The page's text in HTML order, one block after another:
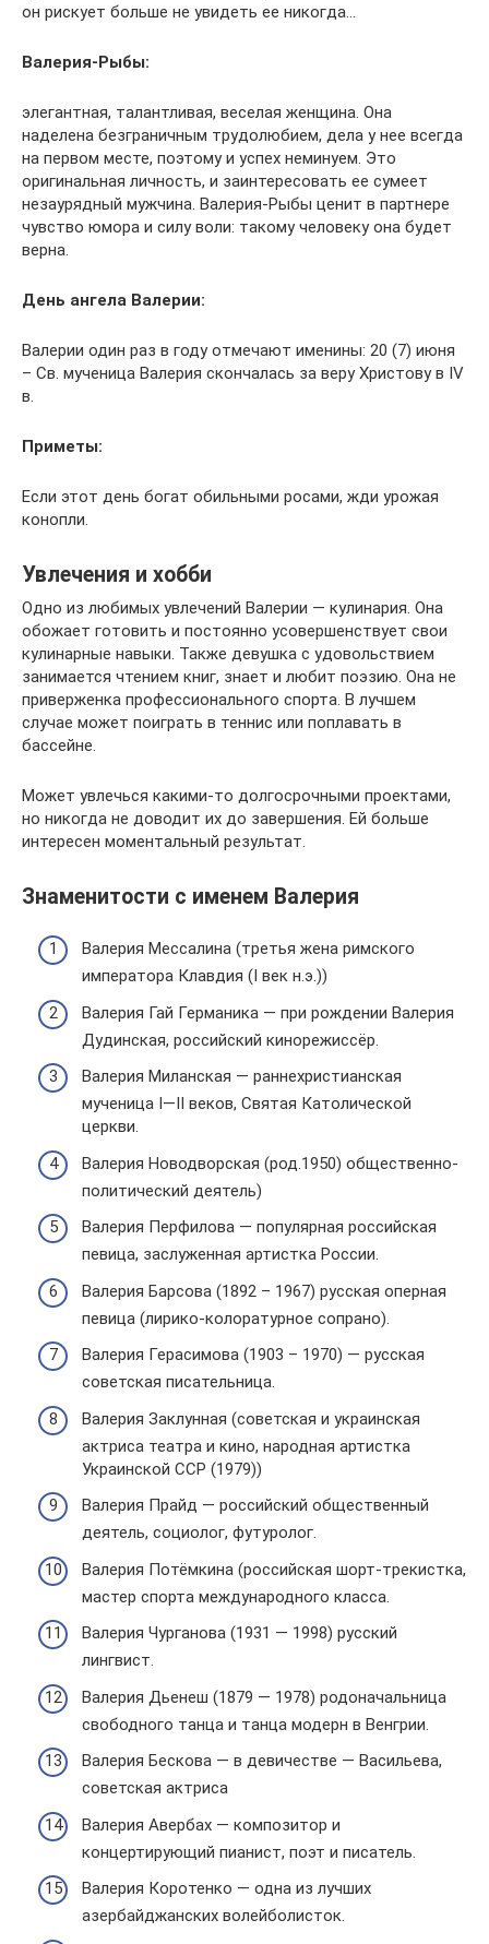
он рискует больше не увидеть ее никогда…
Валерия-Рыбы:
элегантная, талантливая, веселая женщина. Она
наделена безграничным трудолюбием, дела у нее всегда
на первом месте, поэтому и успех неминуем. Это
оригинальная личность, и заинтересовать ее сумеет
незаурядный мужчина. Валерия-Рыбы ценит в партнере
чувство юмора и силу воли: такому человеку она будет
верна.
День ангела Валерии:
Валерии один раз в году отмечают именины: 20 (7) июня
– Св. мученица Валерия скончалась за веру Христову в IV
в.
Приметы:
Если этот день богат обильными росами, жди урожая
конопли.
Увлечения и хобби
Одно из любимых увлечений Валерии — кулинария. Она
обожает готовить и постоянно усовершенствует свои
кулинарные навыки. Также девушка с удовольствием
занимается чтением книг, знает и любит поэзию. Она не
приверженка профессионального спорта. В лучшем
случае может поиграть в теннис или поплавать в
бассейне.
Может увлечься какими-то долгосрочными проектами,
но никогда не доводит их до завершения. Ей больше
интересен моментальный результат.
Знаменитости с именем Валерия
Валерия Мессалина (третья жена римского
императора Клавдия (I век н.э.))
Валерия Гай Германика — при рождении Валерия
Дудинская, российский кинорежиссёр.
Валерия Миланская — раннехристианская
мученица I—II веков, Святая Католической
церкви.
Валерия Новодворская (род.1950) общественно-
политический деятель)
Валерия Перфилова — популярная российская
певица, заслуженная артистка России.
Валерия Барсова (1892 – 1967) русская оперная
певица (лирико-колоратурное сопрано).
Валерия Герасимова (1903 – 1970) — русская
советская писательница.
Валерия Заклунная (советская и украинская
актриса театра и кино, народная артистка
Украинской ССР (1979))
Валерия Прайд — российский общественный
деятель, социолог, футуролог.
Валерия Потёмкина (российская шорт-трекистка,
мастер спорта международного класса.
Валерия Чурганова (1931 — 1998) русский
лингвист.
Валерия Дьенеш (1879 — 1978) родоначальница
свободного танца и танца модерн в Венгрии.
Валерия Бескова — в девичестве — Васильева,
советская актриса
Валерия Авербах — композитор и
концертирующий пианист, поэт и писатель.
Валерия Коротенко — одна из лучших
азербайджанских волейболисток.